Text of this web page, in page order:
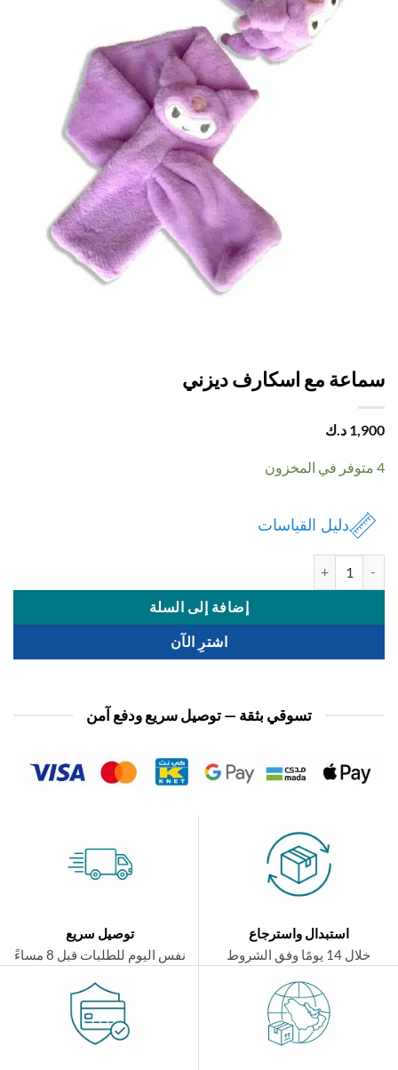
مع اسكارف ديزني
د.ك
دليل القياسات
إضافة إلى السلة
اشترِ الآن
تسوقي بثقة — توصيل سريع ودفع آمن
استبدال واسترجاع
توصيل سريع
نفس اليوم للطلبات قبل 8 مساءً